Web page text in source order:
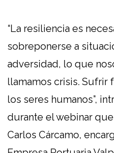
“La resiliencia es
sobreponerse a
adversidad, lo que
llamamos crisis. Sufrir
los seres humanos”,
durante el webinar
Carlos Cárcamo,